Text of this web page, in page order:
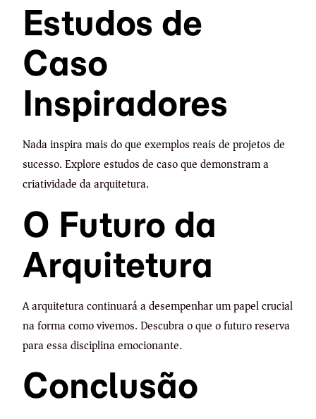
Estudos de
Caso
Inspiradores
Nada inspira mais do que exemplos reais de projetos de
sucesso. Explore estudos de caso que demonstram a
criatividade da arquitetura.
O Futuro da
Arquitetura
A arquitetura continuará a desempenhar um papel crucial
na forma como vivemos. Descubra o que o futuro reserva
para essa disciplina emocionante.
Conclusão